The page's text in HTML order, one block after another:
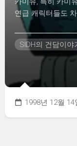
연급 캐릭터들도
SIDH의 건담이야
1998년 12월 14